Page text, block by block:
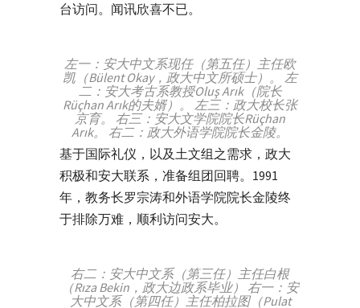
台访问。闻讯欣喜不已。
左一：安大中文系现任（第五任）主任欧
凯（Bülent Okay，政大中文所硕士）。 左
二：安大考古系教授Oluş Arık（院长
Rüçhan Arık的夫婿）。 左三：政大校长张
京育。 右三：安大文学院院长Rüçhan
Arık。 右二：政大外语学院院长金陵。
基于国际礼仪，以及土文组之需求，政大
积极和安大联系，准备组团回聘。 1991
年，教务长罗宗涛和外语学院院长金陵终
于排除万难，顺利访问安大。
右二：安大中文系（第三任）主任白根
（Rıza Bekin，政大边政系毕业） 右一：安
大中文系（第四任）主任柏拉图（Pulat